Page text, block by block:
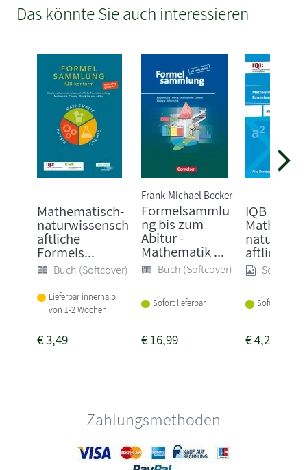
Das könnte Sie auch interessieren
Mathematisch-
naturwissensch
aftliche
Formels...
Buch (Softcover)
Lieferbar innerhalb
von 1-2 Wochen
€3,49
Frank-Michael Becker
Formelsammlu
ng bis zum
Abitur -
Mathematik ...
Buch (Softcover)
Sofort lieferbar
€16,99
IQB
aftliche
Sonstige
Sofort
€4,25
Zahlungsmethoden